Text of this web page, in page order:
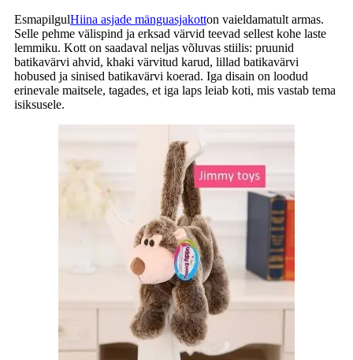
EsmapilgulHiina asjade mänguasjakotton vaieldamatult armas.
Selle pehme välispind ja erksad värvid teevad sellest kohe laste
lemmiku. Kott on saadaval neljas võluvas stiilis: pruunid
batikavärvi ahvid, khaki värvitud karud, lillad batikavärvi
hobused ja sinised batikavärvi koerad. Iga disain on loodud
erinevale maitsele, tagades, et iga laps leiab koti, mis vastab tema
isiksusele.